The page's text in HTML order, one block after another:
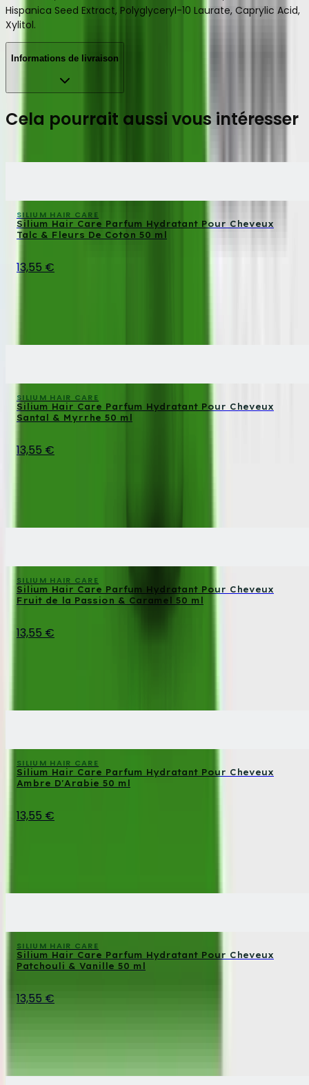
Hispanica Seed Extract, Polyglyceryl-10 Laurate, Caprylic Acid,
Xylitol.
Informations de livraison
Cela pourrait aussi vous intéresser
SILIUM HAIR CARE
Silium Hair Care Parfum Hydratant Pour Cheveux
Talc & Fleurs De Coton 50 ml
13,55 €
SILIUM HAIR CARE
Silium Hair Care Parfum Hydratant Pour Cheveux
Santal & Myrrhe 50 ml
13,55 €
SILIUM HAIR CARE
Silium Hair Care Parfum Hydratant Pour Cheveux
Fruit de la Passion & Caramel 50 ml
13,55 €
SILIUM HAIR CARE
Silium Hair Care Parfum Hydratant Pour Cheveux
Ambre D'Arabie 50 ml
13,55 €
SILIUM HAIR CARE
Silium Hair Care Parfum Hydratant Pour Cheveux
Patchouli & Vanille 50 ml
13,55 €